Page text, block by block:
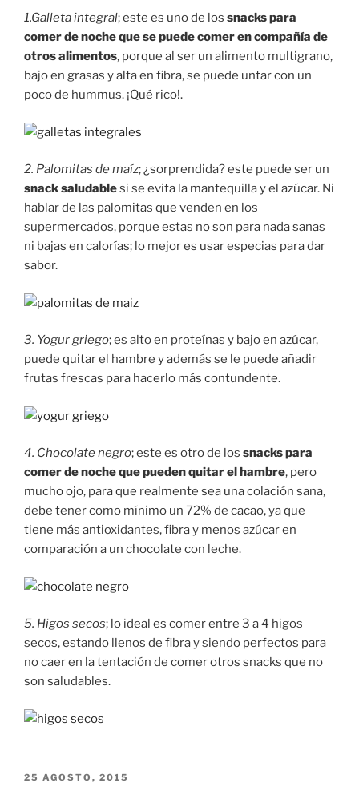
1.Galleta integral; este es uno de los snacks para
comer de noche que se puede comer en compañía de
otros alimentos, porque al ser un alimento multigrano,
bajo en grasas y alta en fibra, se puede untar con un
poco de hummus. ¡Qué rico!.
2. Palomitas de maíz; ¿sorprendida? este puede ser un
snack saludablesi se evita la mantequilla y el azúcar. Ni
hablar de las palomitas que venden en los
supermercados, porque estas no son para nada sanas
ni bajas en calorías; lo mejor es usar especias para dar
sabor.
3. Yogur griego; es alto en proteínas y bajo en azúcar,
puede quitar el hambre y además se le puede añadir
frutas frescas para hacerlo más contundente.
4. Chocolate negro; este es otro de los snacks para
comer de noche que pueden quitar el hambre, pero
mucho ojo, para que realmente sea una colación sana,
debe tener como mínimo un 72% de cacao, ya que
tiene más antioxidantes, fibra y menos azúcar en
comparación a un chocolate con leche.
5. Higos secos; lo ideal es comer entre 3 a 4 higos
secos, estando llenos de fibra y siendo perfectos para
no caer en la tentación de comer otros snacks que no
son saludables.
PUBLICADO
25 AGOSTO, 2015